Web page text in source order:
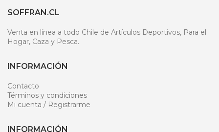
SOFFRAN.CL
Venta en línea a todo Chile de Artículos Deportivos, Para el
Hogar, Caza y Pesca.
INFORMACIÓN
Contacto
Términos y condiciones
Mi cuenta / Registrarme
INFORMACIÓN